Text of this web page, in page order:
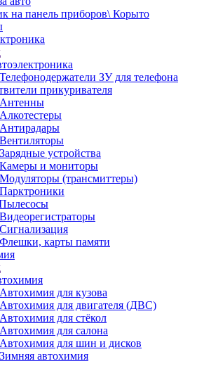
на панель приборов\ Корыто
ЗУ для телефона
прикуривателя
устройства
и мониторы
(трансмиттеры)
карты памяти
для кузова
для двигателя (ДВС)
для стёкол
для салона
для шин и дисков
автохимия